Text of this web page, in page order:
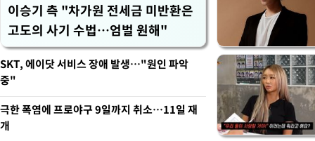
이승기 측 "차가원 전세금 미반환은
고도의 사기 수법…엄벌 원해"
SKT, 에이닷 서비스 장애 발생…"원인 파악
중"
극한 폭염에 프로야구 9일까지 취소…11일 재
개